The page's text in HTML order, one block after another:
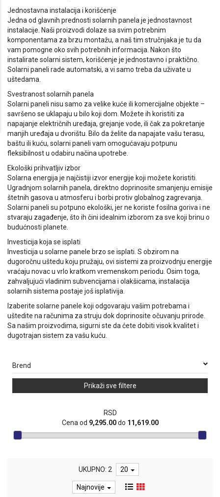
Jednostavna instalacija i korišćenje
Jedna od glavnih prednosti solarnih panela je jednostavnost
instalacije. Naši proizvodi dolaze sa svim potrebnim
komponentama za brzu montažu, a naš tim stručnjaka je tu da
vam pomogne oko svih potrebnih informacija. Nakon što
instalirate solarni sistem, korišćenje je jednostavno i praktično.
Solarni paneli rade automatski, a vi samo treba da uživate u
uštedama.
Svestranost solarnih panela
Solarni paneli nisu samo za velike kuće ili komercijalne objekte –
savršeno se uklapaju u bilo koji dom. Možete ih koristiti za
napajanje električnih uređaja, grejanje vode, ili čak za pokretanje
manjih uređaja u dvorištu. Bilo da želite da napajate vašu terasu,
baštu ili kuću, solarni paneli vam omogućavaju potpunu
fleksibilnost u odabiru načina upotrebe.
Ekološki prihvatljiv izbor
Solarna energija je najčistiji izvor energije koji možete koristiti.
Ugradnjom solarnih panela, direktno doprinosite smanjenju emisije
štetnih gasova u atmosferu i borbi protiv globalnog zagrevanja.
Solarni paneli su potpuno ekološki, jer ne koriste fosilna goriva i ne
stvaraju zagađenje, što ih čini idealnim izborom za sve koji brinu o
budućnosti planete.
Investicija koja se isplati
Investicija u solarne panele brzo se isplati. S obzirom na
dugoročnu uštedu koju pružaju, ovi sistemi za proizvodnju energije
vraćaju novac u vrlo kratkom vremenskom periodu. Osim toga,
zahvaljujući vladinim subvencijama i olakšicama, instalacija
solarnih sistema postaje još isplativija.
Izaberite solarne panele koji odgovaraju vašim potrebama i
uštedite na računima za struju dok doprinosite očuvanju prirode.
Sa našim proizvodima, sigurni ste da ćete dobiti visok kvalitet i
dugotrajan sistem za vašu kuću.
Brend
Prikaži sve filtere
RSD
Cena od 9,295.00do 11,619.00
UKUPNO: 2 20
Najnovije